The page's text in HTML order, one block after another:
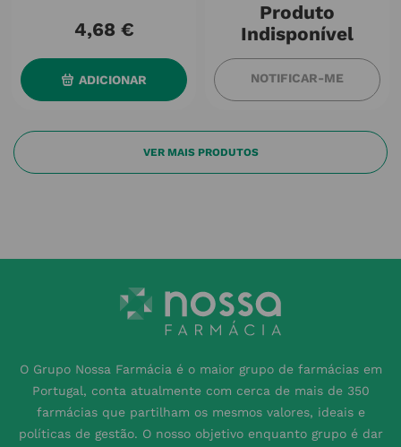
4,68 €
ADICIONAR
Produto
Indisponível
NOTIFICAR-ME
O Grupo Nossa Farmácia é o maior grupo de farmácias em
Portugal, conta atualmente com cerca de mais de 350
farmácias que partilham os mesmos valores, ideais e
políticas de gestão. O nosso objetivo enquanto grupo é dar